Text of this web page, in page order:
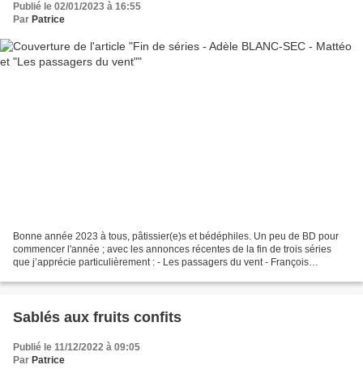
Publié le 02/01/2023 à 16:55
Par Patrice
Bonne année 2023 à tous, pâtissier(e)s et bédéphiles. Un peu de BD pour
commencer l'année ; avec les annonces récentes de la fin de trois séries
que j’apprécie particulièrement : - Les passagers du vent - François
Sablés aux fruits confits
Publié le 11/12/2022 à 09:05
Par Patrice